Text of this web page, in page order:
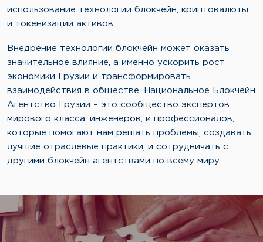
использование технологии блокчейн, криптовалюты,
и токенизации активов.
Внедрение технологии блокчейн может оказать
значительное влияние, а именно ускорить рост
экономики Грузии и трансформировать
взаимодействия в обществе. Национальное Блокчейн
Агентство Грузии – это сообщество экспертов
мирового класса, инженеров, и профессионалов,
которые помогают нам решать проблемы, создавать
лучшие отраслевые практики, и сотрудничать с
другими блокчейн агентствами по всему миру.